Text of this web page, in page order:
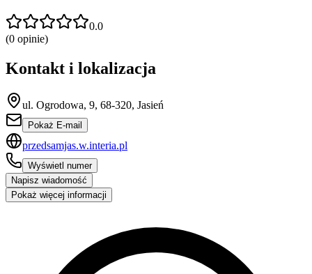
0.0
(0 opinie)
Kontakt i lokalizacja
ul. Ogrodowa, 9, 68-320, Jasień
Pokaż E-mail
przedsamjas.w.interia.pl
Wyświetl numer
Napisz wiadomość
Pokaż więcej informacji